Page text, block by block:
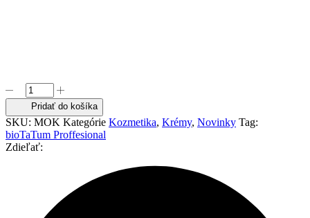
množstvo
Permanent
Care
Cream
Hypoallergenic
20ml
Proffesional
Pridať do košíka
SKU: MOK Kategórie Kozmetika, Krémy, Novinky Tag:
bioTaTum Proffesional
Zdieľať: